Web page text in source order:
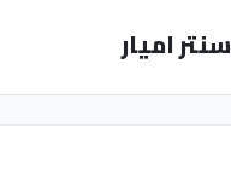
سنتر اميار